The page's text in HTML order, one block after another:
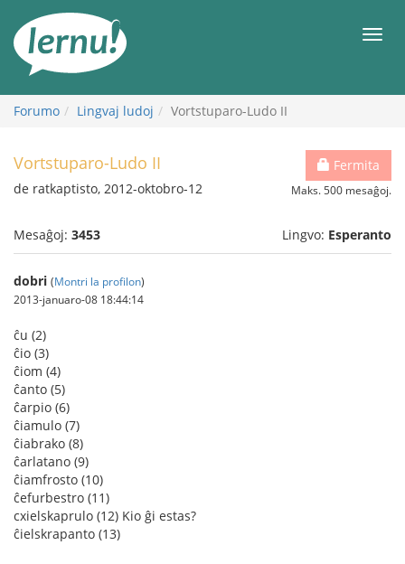
enhavo
Forumo Lingvaj ludoj Vortstuparo-Ludo II
Fermita
Maks. 500 mesaĝoj.
Vortstuparo-Ludo II
de ratkaptisto, 2012-oktobro-12
Mesaĝoj: 3453 Lingvo: Esperanto
dobri (Montri la profilon)
2013-januaro-08 18:44:14
ĉu (2)
ĉio (3)
ĉiom (4)
ĉanto (5)
ĉarpio (6)
ĉiamulo (7)
ĉiabrako (8)
ĉarlatano (9)
ĉiamfrosto (10)
ĉefurbestro (11)
cxielskaprulo (12) Kio ĝi estas?
ĉielskrapanto (13)